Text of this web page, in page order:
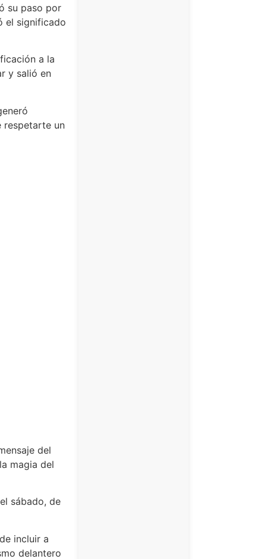
su paso por
el significado
a la
y salió en
respetarte un
del
magia del
sábado, de
incluir a
delantero